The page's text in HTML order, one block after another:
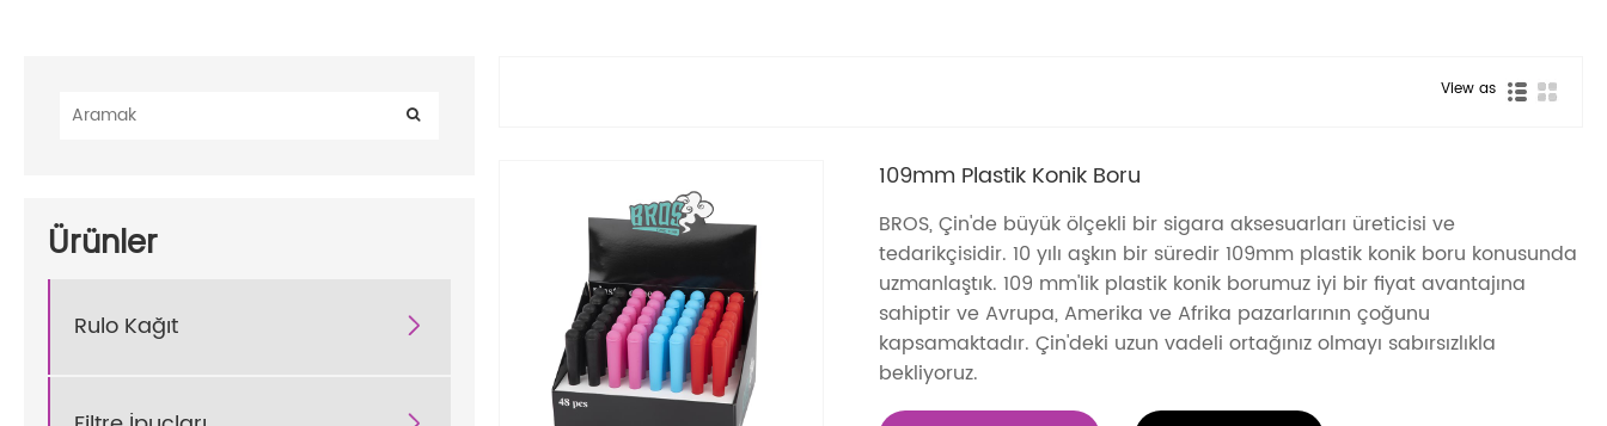
Ürünler
Rulo Kağıt 
View as
109mm Plastik Konik Boru
BROS, Çin'de büyük ölçekli bir sigara aksesuarları üreticisi ve
tedarikçisidir. 10 yılı aşkın bir süredir 109mm plastik konik boru konusunda
uzmanlaştık. 109 mm'lik plastik konik borumuz iyi bir fiyat avantajına
sahiptir ve Avrupa, Amerika ve Afrika pazarlarının çoğunu
kapsamaktadır. Çin'deki uzun vadeli ortağınız olmayı sabırsızlıkla
bekliyoruz.